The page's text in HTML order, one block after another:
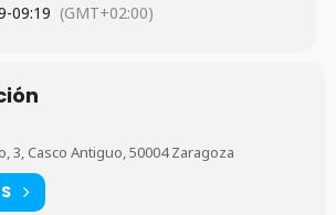
-09:19 (GMT+02:00)
3, Casco Antiguo, 50004 Zaragoza